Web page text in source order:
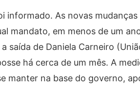
informado. As novas
mandato, em menos de um
saída de Daniela Carneiro
há cerca de um mês. A
manter na base do governo,